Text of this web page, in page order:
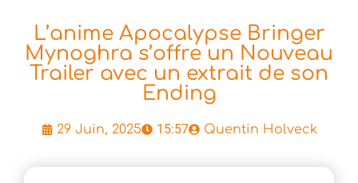
L’anime Apocalypse Bringer
Mynoghra s’offre un Nouveau
Trailer avec un extrait de son
Ending
29 Juin, 2025 15:57 Quentin Holveck